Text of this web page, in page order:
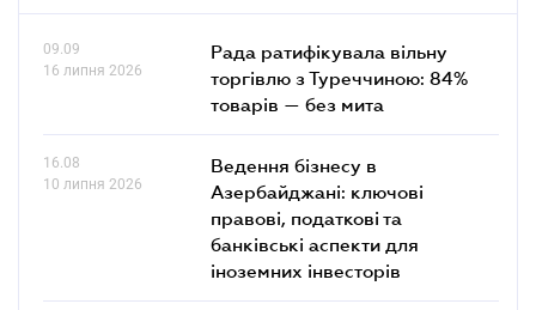
09.09
16 липня 2026
Рада ратифікувала вільну
торгівлю з Туреччиною: 84%
товарів — без мита
16.08
10 липня 2026
Ведення бізнесу в
Азербайджані: ключові
правові, податкові та
банківські аcпекти для
іноземних інвесторів